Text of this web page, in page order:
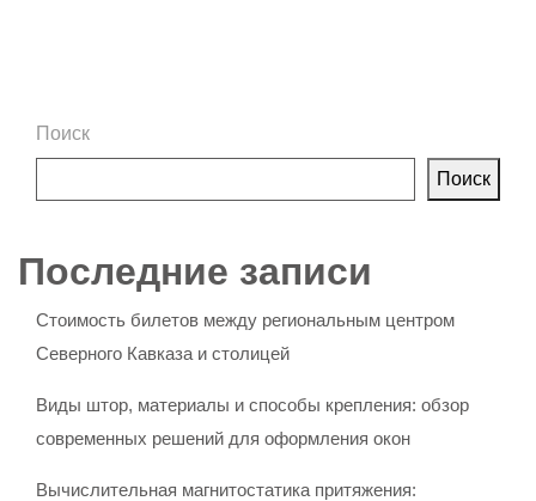
Поиск
Поиск
Последние записи
Стоимость билетов между региональным центром
Северного Кавказа и столицей
Виды штор, материалы и способы крепления: обзор
современных решений для оформления окон
Вычислительная магнитостатика притяжения: